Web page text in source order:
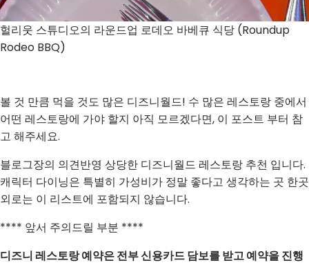
헐리웃 스튜디오의 라운드업 로데오 바베큐 식당 (Roundup
Rodeo BBQ)
볼 것 만큼 먹을 것도 많은 디즈니월드! 수 많은 레스토랑 중에서
어떤 레스토랑에 가야 할지 아직 모르겠다면, 이 포스트 부터 참
고 해주세요.
블로그장의 의견반영 상당한 디즈니월드 레스토랑 추천 입니다.
캐릭터 다이닝은 특별히 가성비가 정말 좋다고 생각하는 곳 한곳
외로는 이 리스트에 포함되지 않습니다.
**** 앞서 주의드릴 부분 ****
디즈니 레스토랑 예약은 전부 신용카드 담보를 받고 예약을 진행